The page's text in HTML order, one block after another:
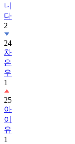
니
다
2
24
차
은
우
1
25
아
이
유
1